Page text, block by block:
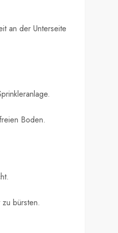
an der Unterseite
Boden.
bürsten.